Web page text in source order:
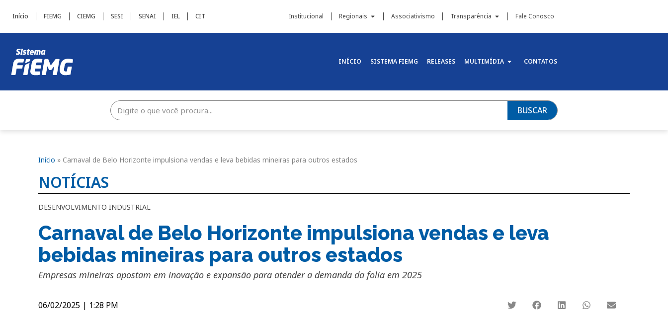
Início FIEMG CIEMG SESI SENAI IEL CIT Institucional Regionais Associativismo Transparência Fale Conosco
INÍCIO SISTEMA FIEMG RELEASES MULTIMÍDIA CONTATOS
BUSCAR
Início » Carnaval de Belo Horizonte impulsiona vendas e leva bebidas mineiras para outros estados
NOTÍCIAS
DESENVOLVIMENTO INDUSTRIAL
Carnaval de Belo Horizonte impulsiona vendas e leva
bebidas mineiras para outros estados
Empresas mineiras apostam em inovação e expansão para atender a demanda da folia em 2025
06/02/2025 | 1:28 PM